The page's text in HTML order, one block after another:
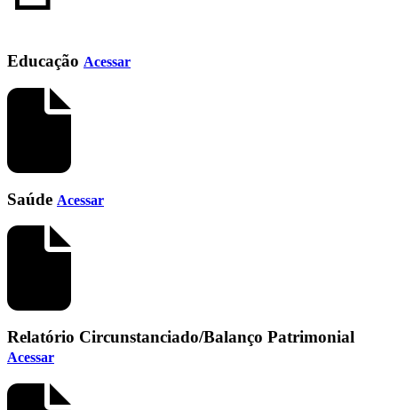
Educação Acessar
Saúde Acessar
Relatório Circunstanciado/Balanço Patrimonial
Acessar